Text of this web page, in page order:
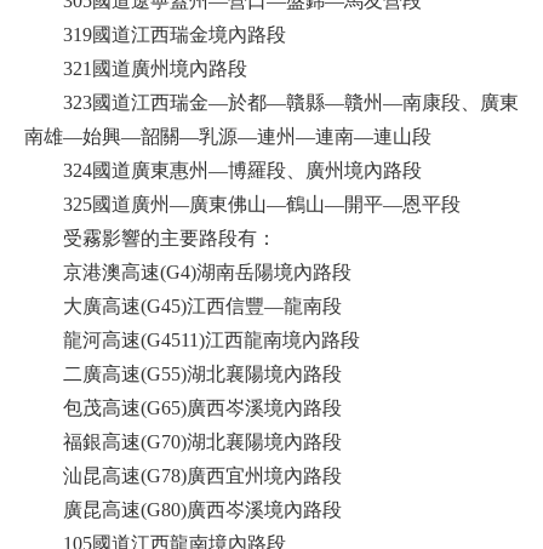
319國道江西瑞金境內路段
321國道廣州境內路段
323國道江西瑞金—於都—贛縣—贛州—南康段、廣東
南雄—始興—韶關—乳源—連州—連南—連山段
324國道廣東惠州—博羅段、廣州境內路段
325國道廣州—廣東佛山—鶴山—開平—恩平段
受霧影響的主要路段有：
京港澳高速(G4)湖南岳陽境內路段
大廣高速(G45)江西信豐—龍南段
龍河高速(G4511)江西龍南境內路段
二廣高速(G55)湖北襄陽境內路段
包茂高速(G65)廣西岑溪境內路段
福銀高速(G70)湖北襄陽境內路段
汕昆高速(G78)廣西宜州境內路段
廣昆高速(G80)廣西岑溪境內路段
105國道江西龍南境內路段